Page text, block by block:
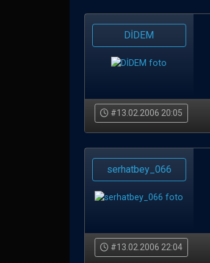
DİDEM
#13.02.2006 20:05
serhatbey_066
#13.02.2006 22:04